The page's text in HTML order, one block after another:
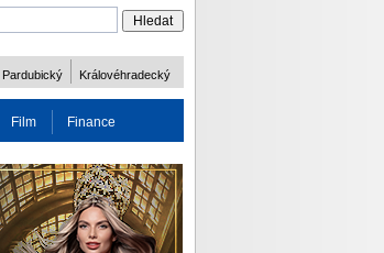
Pardubický Královéhradecký
Film Finance
ODM 2016